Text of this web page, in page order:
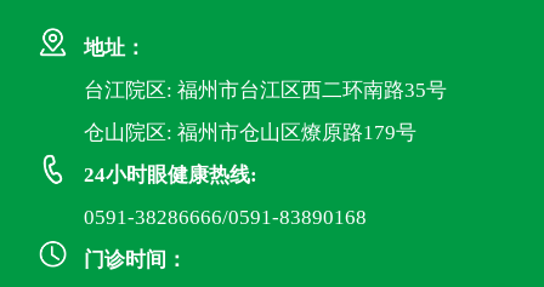
地址：
台江院区: 福州市台江区西二环南路35号
仓山院区: 福州市仓山区燎原路179号
24小时眼健康热线:
0591-38286666/0591-83890168
门诊时间：